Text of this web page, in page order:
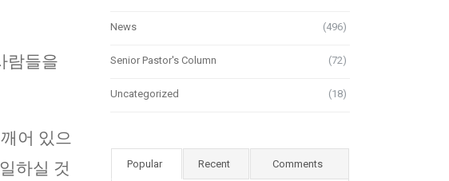
람들을
어 있으
하실 것
News (496)
Senior Pastor's Column (72)
Uncategorized (18)
Popular Recent Comments